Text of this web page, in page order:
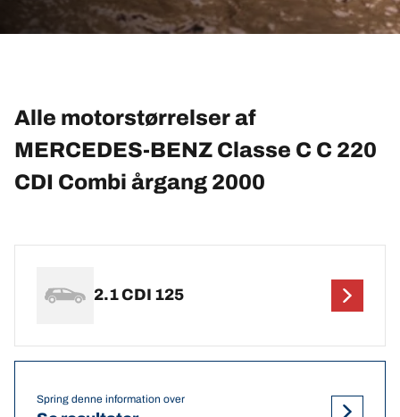
Alle motorstørrelser af
MERCEDES-BENZ Classe C C 220
CDI Combi årgang 2000
2.1 CDI 125
Spring denne information over